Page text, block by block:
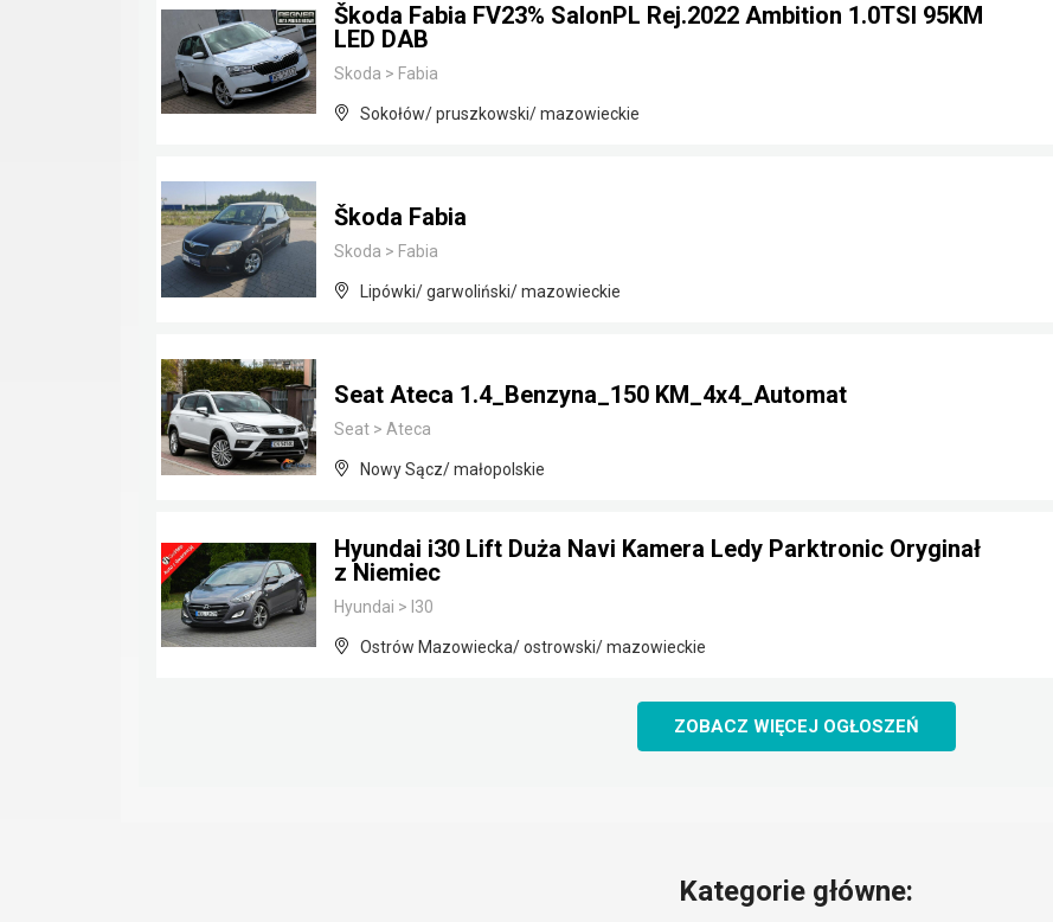
Škoda Fabia FV23% SalonPL Rej.2022 Ambition 1.0TSI 95KM
LED DAB
Skoda > Fabia
Sokołów/ pruszkowski/ mazowieckie
Škoda Fabia
Skoda > Fabia
Lipówki/ garwoliński/ mazowieckie
Seat Ateca 1.4_Benzyna_150 KM_4x4_Automat
Seat > Ateca
Nowy Sącz/ małopolskie
Hyundai i30 Lift Duża Navi Kamera Ledy Parktronic Oryginał
z Niemiec
Hyundai > I30
Ostrów Mazowiecka/ ostrowski/ mazowieckie
ZOBACZ WIĘCEJ OGŁOSZEŃ
Kategorie główne: